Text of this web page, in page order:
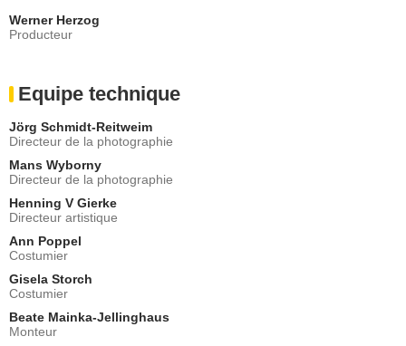
Werner Herzog
Producteur
Equipe technique
Jörg Schmidt-Reitweim
Directeur de la photographie
Mans Wyborny
Directeur de la photographie
Henning V Gierke
Directeur artistique
Ann Poppel
Costumier
Gisela Storch
Costumier
Beate Mainka-Jellinghaus
Monteur